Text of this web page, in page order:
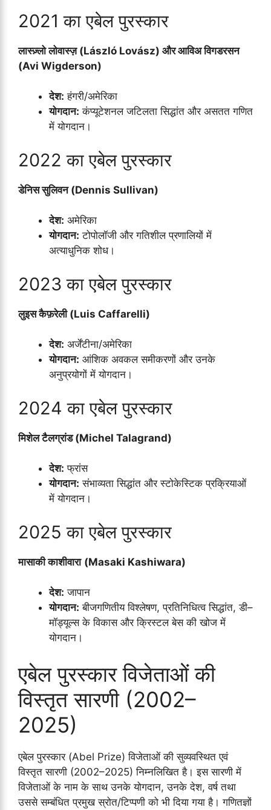
2021 का एबेल पुरस्कार
लास्ज़्लो लोवास्ज़ (László Lovász) और आविअ विगडरसन
(Avi Wigderson)
देश: हंगरी/अमेरिका
योगदान: कंप्यूटेशनल जटिलता सिद्धांत और असतत गणित
में योगदान।
2022 का एबेल पुरस्कार
डेनिस सुलिवन (Dennis Sullivan)
देश: अमेरिका
योगदान: टोपोलॉजी और गतिशील प्रणालियों में
अत्याधुनिक शोध।
2023 का एबेल पुरस्कार
लुइस कैफ़रेली (Luis Caffarelli)
देश: अर्जेंटीना/अमेरिका
योगदान: आंशिक अवकल समीकरणों और उनके
अनुप्रयोगों में योगदान।
2024 का एबेल पुरस्कार
मिशेल टैलग्रांड (Michel Talagrand)
देश: फ्रांस
योगदान: संभाव्यता सिद्धांत और स्टोकेस्टिक प्रक्रियाओं
में योगदान।
2025 का एबेल पुरस्कार
मासाकी काशीवारा (Masaki Kashiwara)
देश: जापान
योगदान: बीजगणितीय विश्लेषण, प्रतिनिधित्व सिद्धांत, डी–
मॉड्यूल्स के विकास और क्रिस्टल बेस की खोज में
योगदान।
एबेल पुरस्कार विजेताओं की
विस्तृत सारणी (2002–
2025)
एबेल पुरस्कार (Abel Prize) विजेताओं की सुव्यवस्थित एवं
विस्तृत सारणी (2002–2025) निम्नलिखित है। इस सारणी में
विजेताओं के नाम के साथ उनके योगदान, उनके देश, वर्ष तथा
उससे सम्बंधित प्रमुख स्रोत/टिप्पणी को भी दिया गया है। गणितज्ञों